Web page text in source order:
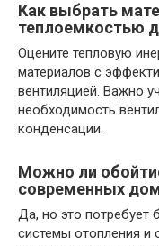
Как выбрать
теплоемкостью
Оцените тепловую
материалов с
вентиляцией. Важно
необходимость
конденсации.
Можно ли
современных
Да, но это
системы отопления и